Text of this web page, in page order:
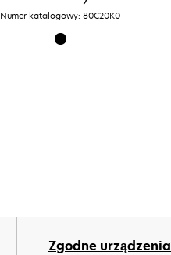
Numer katalogowy: 80C20K0
Zgodne urządzenia